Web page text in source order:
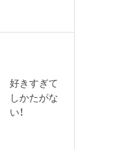
好きすぎて
しかたがな
い！